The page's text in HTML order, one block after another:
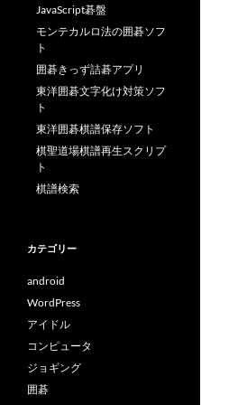
JavaScript碁盤
モンテカルロ法の囲碁ソフ
ト
囲碁きっず詰碁アプリ
東洋囲碁文字化け対策ソフ
ト
東洋囲碁棋譜保存ソフト
棋聖道場棋譜再生スクリプ
ト
棋譜検索
カテゴリー
android
WordPress
アイドル
コンピュータ
ジョギング
囲碁